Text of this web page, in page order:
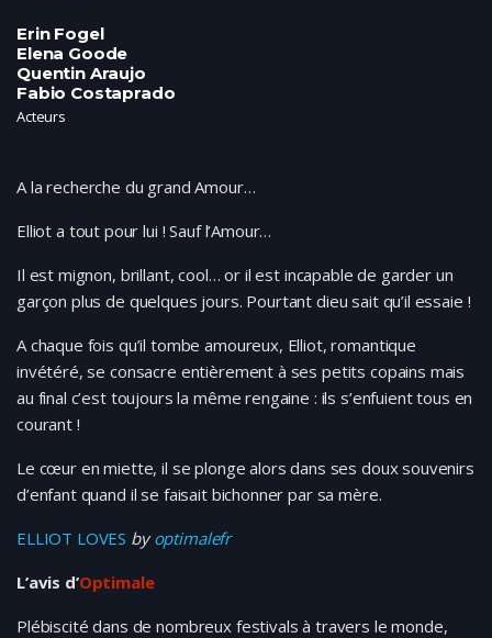
Erin Fogel
Elena Goode
Quentin Araujo
Fabio Costaprado
Acteurs
A la recherche du grand Amour…
Elliot a tout pour lui ! Sauf l’Amour…
Il est mignon, brillant, cool… or il est incapable de garder un
garçon plus de quelques jours. Pourtant dieu sait qu’il essaie !
A chaque fois qu’il tombe amoureux, Elliot, romantique
invétéré, se consacre entièrement à ses petits copains mais
au final c’est toujours la même rengaine : ils s’enfuient tous en
courant !
Le cœur en miette, il se plonge alors dans ses doux souvenirs
d’enfant quand il se faisait bichonner par sa mère.
ELLIOT LOVES byoptimalefr
L’avis d’Optimale
Plébiscité dans de nombreux festivals à travers le monde,